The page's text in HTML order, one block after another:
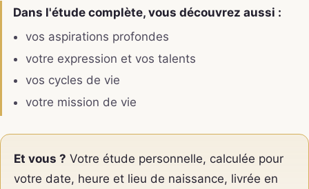
Dans l'étude complète, vous découvrez aussi :
vos aspirations profondes
votre expression et vos talents
vos cycles de vie
votre mission de vie
Et vous ? Votre étude personnelle, calculée pour
votre date, heure et lieu de naissance, livrée en